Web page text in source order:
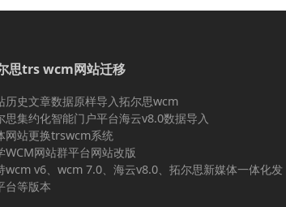
思trs wcm网站迁移
历史文章数据原样导入拓尔思wcm
思集约化智能门户平台海云v8.0数据导入
网站更换trswcm系统
WCM网站群平台网站改版
wcm v6、wcm 7.0、海云v8.0、拓尔思新媒体一体化发
台等版本